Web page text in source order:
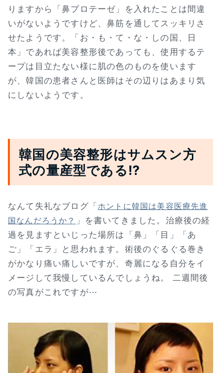
りますから「鼻プロテーゼ」を入れたことは間違
いがないようですけど、鼻筋を通してスッキリさ
せたようです。「お・も・て・な・しの国、日
本」であれば美容整形後であっても、使用するテ
ープは目立たない様に肌の色のものを使います
が、韓国の患者さんと医師はその辺りはあまり気
にしないようです。
韓国の美容整形はサムスン方
式の量産型である⁉
なんて失礼なブログ「 ホントに韓国は美容医療先進
国なんだろうか？
」を書いてきました。治療後の経
過を見ますといじった場所は「鼻」「目」「あ
ご」「エラ」と思われます。術後のぐるぐる巻き
がかなり痛い痛しいですが、奇麗になる自分をイ
メージして我慢しているんでしょうね。 二週間後
の写真がこれですが⋯